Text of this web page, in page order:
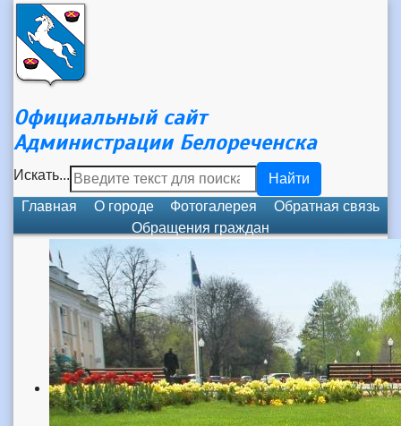
Официальный сайт
Администрации Белореченска
Искать...
Найти
Главная
О городе Фотогалерея
Обратная связь
Обращения граждан